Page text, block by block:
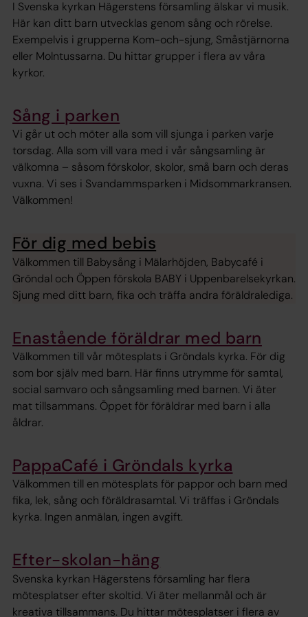
I Svenska kyrkan Hägerstens församling älskar vi musik.
Här kan ditt barn utvecklas genom sång och rörelse.
Exempelvis i grupperna Kom-och-sjung, Småstjärnorna
eller Molntussarna. Du hittar grupper i flera av våra
kyrkor.
Sång i parken
Vi går ut och möter alla som vill sjunga i parken varje
torsdag. Alla som vill vara med i vår sångsamling är
välkomna – såsom förskolor, skolor, små barn och deras
vuxna. Vi ses i Svandammsparken i Midsommarkransen.
Välkommen!
För dig med bebis
Välkommen till Babysång i Mälarhöjden, Babycafé i
Gröndal och Öppen förskola BABY i Uppenbarelsekyrkan.
Sjung med ditt barn, fika och träffa andra föräldralediga.
Enastående föräldrar med barn
Välkommen till vår mötesplats i Gröndals kyrka. För dig
som bor själv med barn. Här finns utrymme för samtal,
social samvaro och sångsamling med barnen. Vi äter
mat tillsammans. Öppet för föräldrar med barn i alla
åldrar.
PappaCafé i Gröndals kyrka
Välkommen till en mötesplats för pappor och barn med
fika, lek, sång och föräldrasamtal. Vi träffas i Gröndals
kyrka. Ingen anmälan, ingen avgift.
Efter-skolan-häng
Svenska kyrkan Hägerstens församling har flera
mötesplatser efter skoltid. Vi äter mellanmål och är
kreativa tillsammans. Du hittar mötesplatser i flera av